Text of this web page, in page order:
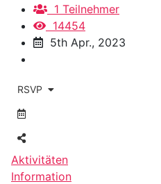
1 Teilnehmer
14454
5th Apr., 2023
RSVP
Aktivitäten
Information